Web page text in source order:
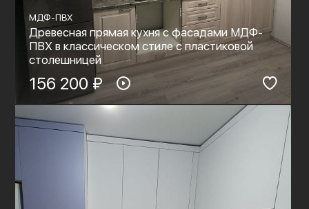
МДФ-ПВХ
Древесная прямая кухня с фасадами МДФ-
ПВХ в классическом стиле с пластиковой
столешницей
156 200 ₽